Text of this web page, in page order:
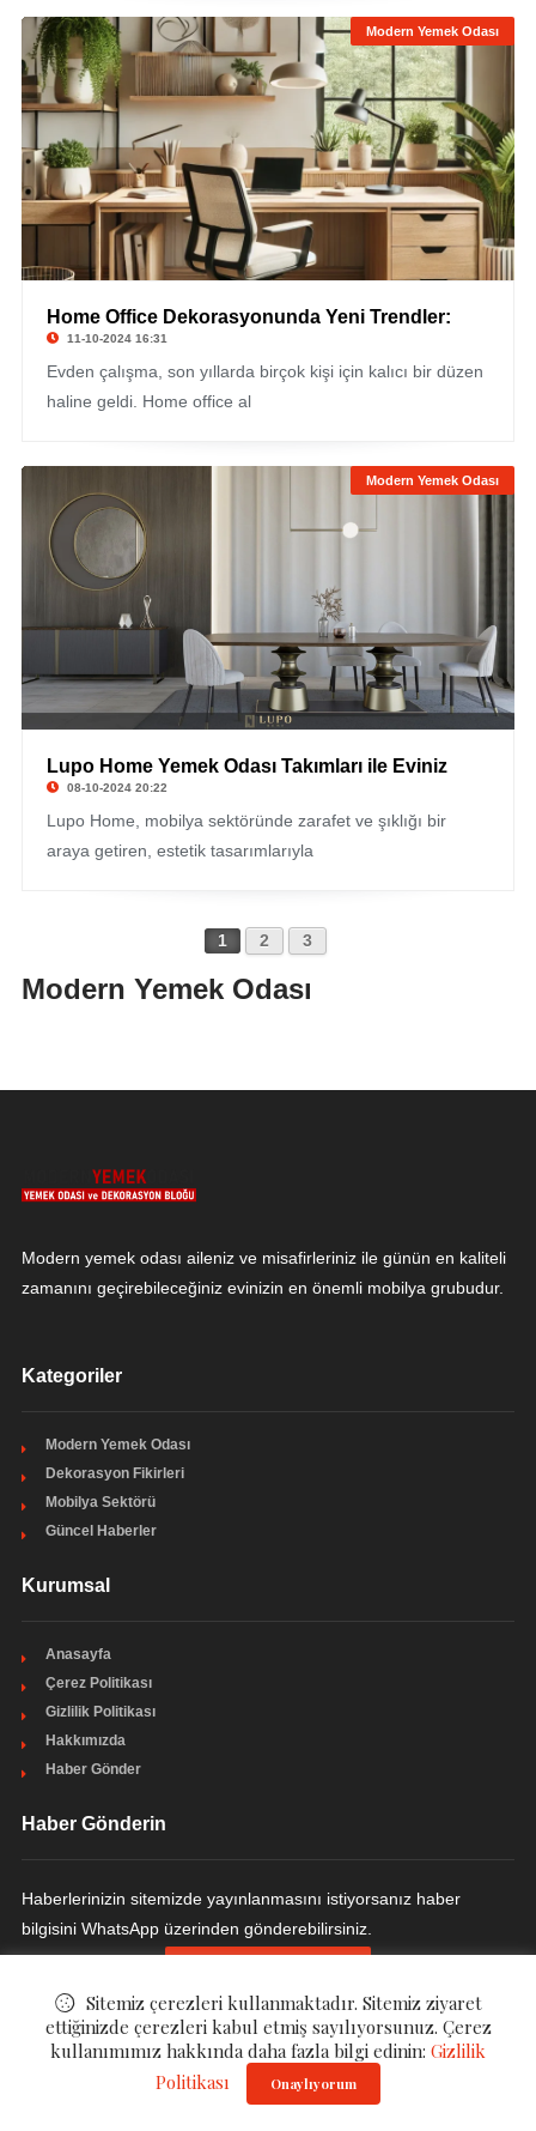
Modern Yemek Odası
Home Office Dekorasyonunda Yeni Trendler:
11-10-2024 16:31
Evden çalışma, son yıllarda birçok kişi için kalıcı bir düzen
haline geldi. Home office al
Modern Yemek Odası
Lupo Home Yemek Odası Takımları ile Eviniz
08-10-2024 20:22
Lupo Home, mobilya sektöründe zarafet ve şıklığı bir
araya getiren, estetik tasarımlarıyla
1 2 3
Modern Yemek Odası
Modern yemek odası aileniz ve misafirleriniz ile günün en kaliteli
zamanını geçirebileceğiniz evinizin en önemli mobilya grubudur.
Kategoriler
Modern Yemek Odası
Dekorasyon Fikirleri
Mobilya Sektörü
Güncel Haberler
Kurumsal
Anasayfa
Çerez Politikası
Gizlilik Politikası
Hakkımızda
Haber Gönder
Haber Gönderin
Haberlerinizin sitemizde yayınlanmasını istiyorsanız haber
bilgisini WhatsApp üzerinden gönderebilirsiniz.
Modern Yemek Odası. All Rights Reserved.
Sitemiz çerezleri kullanmaktadır. Sitemiz ziyaret
ettiğinizde çerezleri kabul etmiş sayılıyorsunuz. Çerez
kullanımımız hakkında daha fazla bilgi edinin: Gizlilik
Politikası
Onaylıyorum